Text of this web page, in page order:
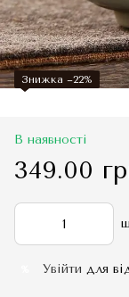
Знижка −22%
В наявності
349.00
Увійти для